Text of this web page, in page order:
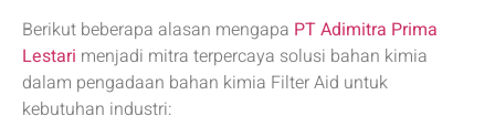
Berikut beberapa alasan mengapa PT Adimitra Prima
Lestari menjadi mitra terpercaya solusi bahan kimia
dalam pengadaan bahan kimia Filter Aid untuk
kebutuhan industri: